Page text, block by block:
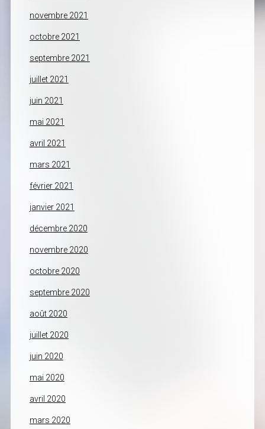
novembre 2021
octobre 2021
septembre 2021
juillet 2021
juin 2021
mai 2021
avril 2021
mars 2021
février 2021
janvier 2021
décembre 2020
novembre 2020
octobre 2020
septembre 2020
août 2020
juillet 2020
juin 2020
mai 2020
avril 2020
mars 2020